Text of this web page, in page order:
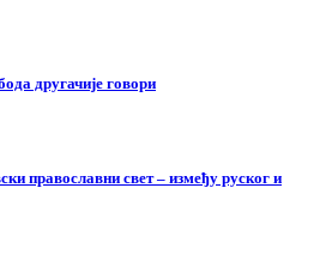
другачије говори
православни свет – између руског и